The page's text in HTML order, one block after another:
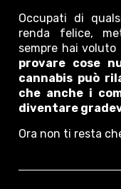
Occupati di
renda felice,
sempre hai voluto
provare cose
cannabis può
che anche i
diventare
Ora non ti resta